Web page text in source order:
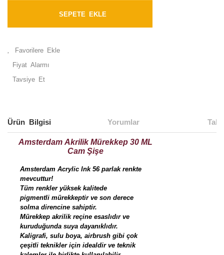
SEPETE EKLE
Fiyat Alarmı
Tavsiye Et
Ürün Bilgisi Yorumlar
Amsterdam Akrilik Mürekkep 30 ML
Cam Şişe
Amsterdam Acrylic Ink 56 parlak renkte
mevcuttur!
Tüm renkler yüksek kalitede
pigmentli mürekkeptir ve son derece
solma direncine sahiptir.
Mürekkep akrilik reçine esaslıdır ve
kuruduğunda suya dayanıklıdır.
Kaligrafi, sulu boya, airbrush gibi çok
çeşitli teknikler için idealdir ve teknik